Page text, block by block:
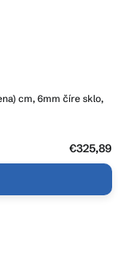
cm, 6mm číre sklo,
€325,89